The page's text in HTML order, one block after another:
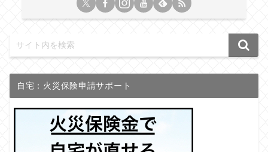
自宅：火災保険申請サポート